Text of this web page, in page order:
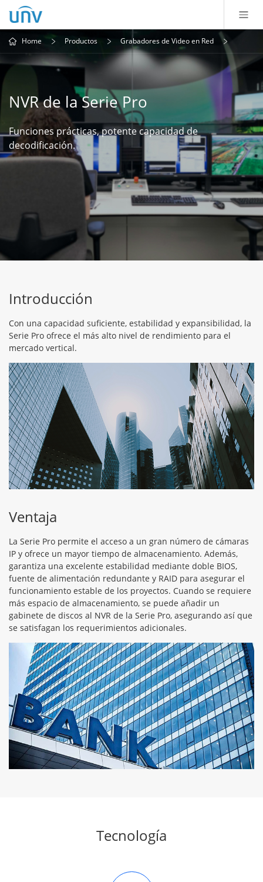
Home Productos Grabadores de Video en Red
NVR de la Serie Pro
Funciones prácticas, potente capacidad de
decodificación.
Introducción
Con una capacidad suficiente, estabilidad y expansibilidad, la
Serie Pro ofrece el más alto nivel de rendimiento para el
mercado vertical.
Ventaja
La Serie Pro permite el acceso a un gran número de cámaras
IP y ofrece un mayor tiempo de almacenamiento. Además,
garantiza una excelente estabilidad mediante doble BIOS,
fuente de alimentación redundante y RAID para asegurar el
funcionamiento estable de los proyectos. Cuando se requiere
más espacio de almacenamiento, se puede añadir un
gabinete de discos al NVR de la Serie Pro, asegurando así que
se satisfagan los requerimientos adicionales.
Tecnología